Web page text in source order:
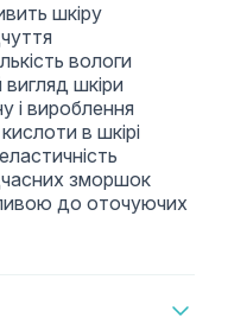
шкіру
вологи
шкіри
і вироблення
в шкірі
зморшок
до оточуючих